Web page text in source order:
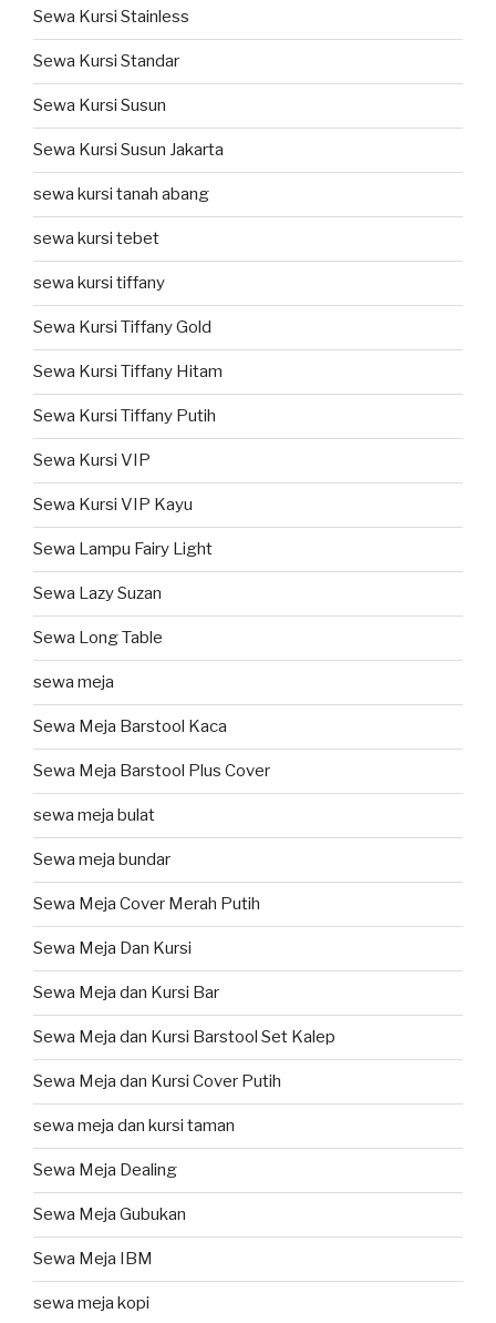
Sewa Kursi Stainless
Sewa Kursi Standar
Sewa Kursi Susun
Sewa Kursi Susun Jakarta
sewa kursi tanah abang
sewa kursi tebet
sewa kursi tiffany
Sewa Kursi Tiffany Gold
Sewa Kursi Tiffany Hitam
Sewa Kursi Tiffany Putih
Sewa Kursi VIP
Sewa Kursi VIP Kayu
Sewa Lampu Fairy Light
Sewa Lazy Suzan
Sewa Long Table
sewa meja
Sewa Meja Barstool Kaca
Sewa Meja Barstool Plus Cover
sewa meja bulat
Sewa meja bundar
Sewa Meja Cover Merah Putih
Sewa Meja Dan Kursi
Sewa Meja dan Kursi Bar
Sewa Meja dan Kursi Barstool Set Kalep
Sewa Meja dan Kursi Cover Putih
sewa meja dan kursi taman
Sewa Meja Dealing
Sewa Meja Gubukan
Sewa Meja IBM
sewa meja kopi